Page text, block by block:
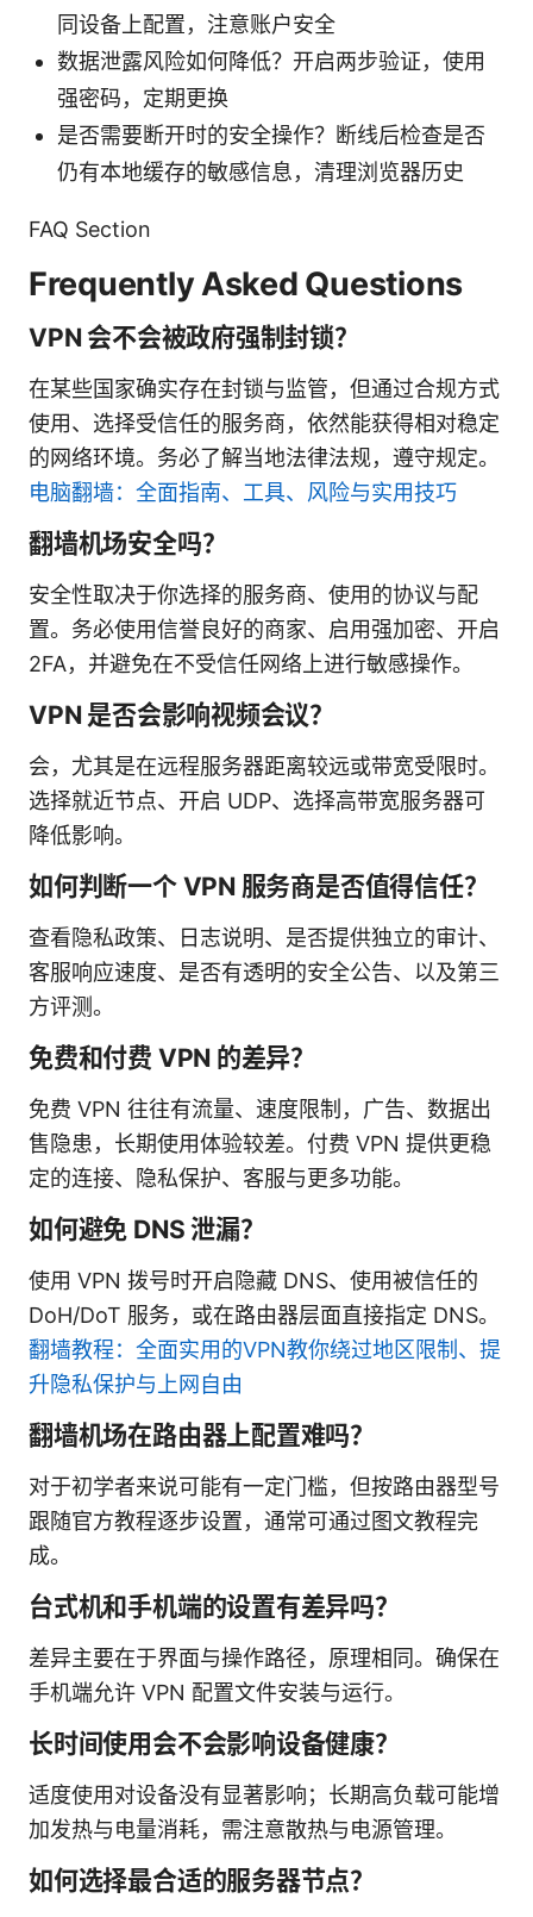
同设备上配置，注意账户安全
数据泄露风险如何降低？开启两步验证，使用
强密码，定期更换
是否需要断开时的安全操作？断线后检查是否
仍有本地缓存的敏感信息，清理浏览器历史
FAQ Section
Frequently Asked Questions
VPN 会不会被政府强制封锁？
在某些国家确实存在封锁与监管，但通过合规方式
使用、选择受信任的服务商，依然能获得相对稳定
的网络环境。务必了解当地法律法规，遵守规定。
电脑翻墙：全面指南、工具、风险与实用技巧
翻墙机场安全吗？
安全性取决于你选择的服务商、使用的协议与配
置。务必使用信誉良好的商家、启用强加密、开启
2FA，并避免在不受信任网络上进行敏感操作。
VPN 是否会影响视频会议？
会，尤其是在远程服务器距离较远或带宽受限时。
选择就近节点、开启 UDP、选择高带宽服务器可
降低影响。
如何判断一个 VPN 服务商是否值得信任？
查看隐私政策、日志说明、是否提供独立的审计、
客服响应速度、是否有透明的安全公告、以及第三
方评测。
免费和付费 VPN 的差异？
免费 VPN 往往有流量、速度限制，广告、数据出
售隐患，长期使用体验较差。付费 VPN 提供更稳
定的连接、隐私保护、客服与更多功能。
如何避免 DNS 泄漏？
使用 VPN 拨号时开启隐藏 DNS、使用被信任的
DoH/DoT 服务，或在路由器层面直接指定 DNS。
翻墙教程：全面实用的VPN教你绕过地区限制、提
升隐私保护与上网自由
翻墙机场在路由器上配置难吗？
对于初学者来说可能有一定门槛，但按路由器型号
跟随官方教程逐步设置，通常可通过图文教程完
成。
台式机和手机端的设置有差异吗？
差异主要在于界面与操作路径，原理相同。确保在
手机端允许 VPN 配置文件安装与运行。
长时间使用会不会影响设备健康？
适度使用对设备没有显著影响；长期高负载可能增
加发热与电量消耗，需注意散热与电源管理。
如何选择最合适的服务器节点？